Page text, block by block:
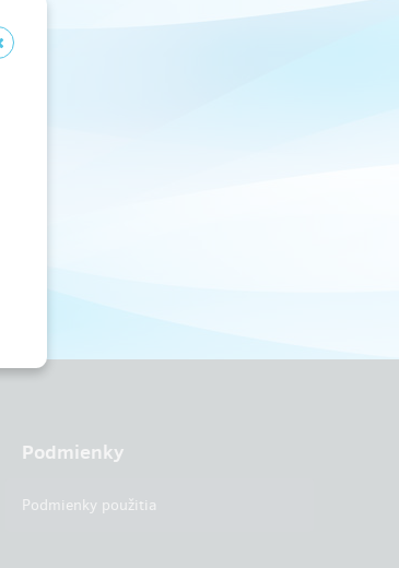
Podmienky
Podmienky použitia